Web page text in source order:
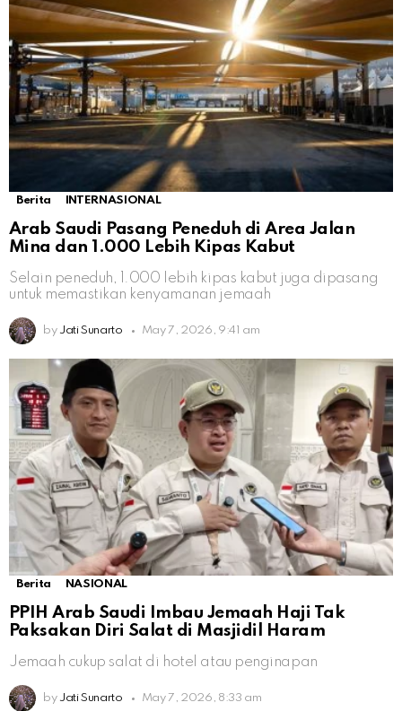
Berita INTERNASIONAL
Arab Saudi Pasang Peneduh di Area Jalan
Mina dan 1.000 Lebih Kipas Kabut
Selain peneduh, 1.000 lebih kipas kabut juga dipasang
untuk memastikan kenyamanan jemaah
by Jati Sunarto May 7, 2026, 9:41 am
Berita NASIONAL
PPIH Arab Saudi Imbau Jemaah Haji Tak
Paksakan Diri Salat di Masjidil Haram
Jemaah cukup salat di hotel atau penginapan
by Jati Sunarto May 7, 2026, 8:33 am